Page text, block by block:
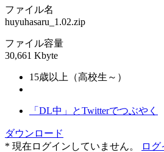
ファイル名
huyuhasaru_1.02.zip
ファイル容量
30,661 Kbyte
15歳以上（高校生～）
「DL中」とTwitterでつぶやく
ダウンロード
* 現在ログインしていません。
ログ